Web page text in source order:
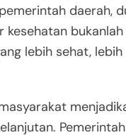
daerah,
lebih sehat,